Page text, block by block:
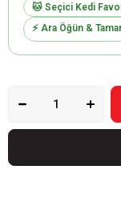
🐱 Seçici Kedi
⚡ Ara Öğün &